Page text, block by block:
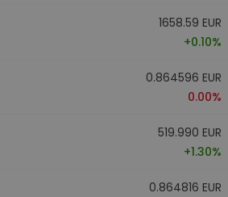
1658.59 EUR
+0.10%
0.864596 EUR
0.00%
519.990 EUR
+1.30%
0.864816 EUR